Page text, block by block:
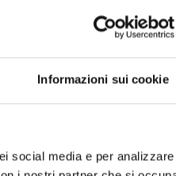
Informazioni sui cookie
social media e per